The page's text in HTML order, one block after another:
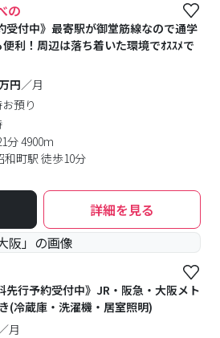
の
受付中》最寄駅が御堂筋線なので通学
利！周辺は落ち着いた環境でｵｽｽﾒで
円／月
預り
分 4900m
町駅 徒歩10分
詳細を見る
先行予約受付中》JR・阪急・大阪メト
(冷蔵庫・洗濯機・居室照明)
月